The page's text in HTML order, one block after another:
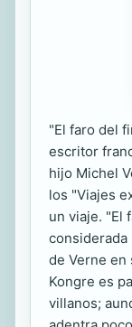
"El faro del
escritor
hijo Michel
los "Viajes
un viaje. "El
considerada
de Verne en
Kongre es
villanos;